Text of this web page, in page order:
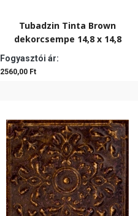
Tubadzin Tinta Brown
dekorcsempe 14,8 x 14,8
Fogyasztói ár:
2560,00 Ft